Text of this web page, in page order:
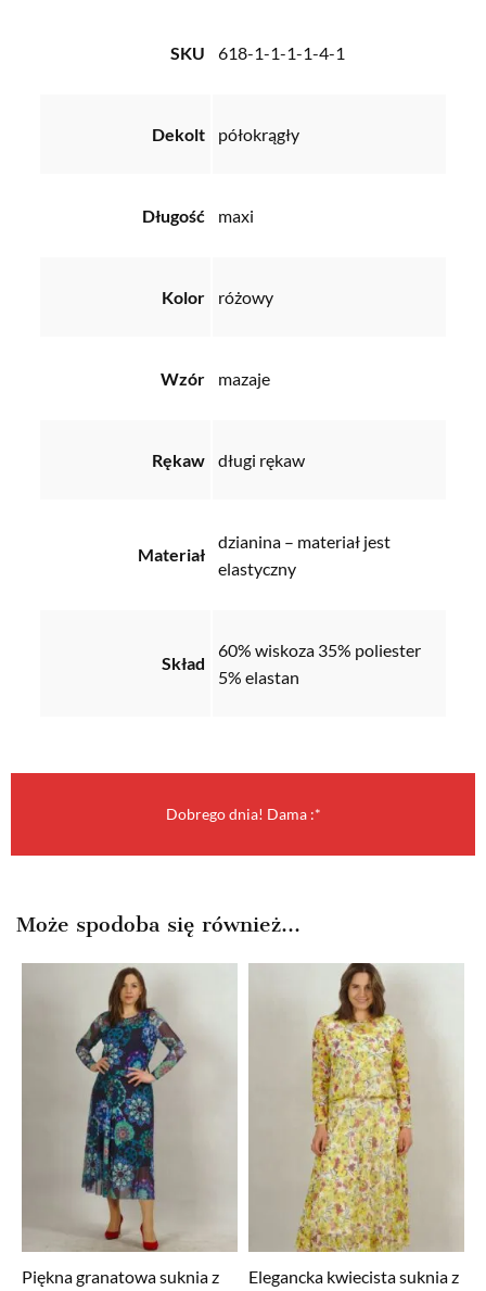
SKU 618-1-1-1-1-4-1
Dekolt półokrągły
Długość maxi
Kolor różowy
Wzór mazaje
Rękaw długi rękaw
Materiał
dzianina – materiał jest
elastyczny
Skład
60% wiskoza 35% poliester
5% elastan
Dobrego dnia! Dama :*
Może spodoba się również…
Piękna granatowa suknia z
Elegancka kwiecista suknia z